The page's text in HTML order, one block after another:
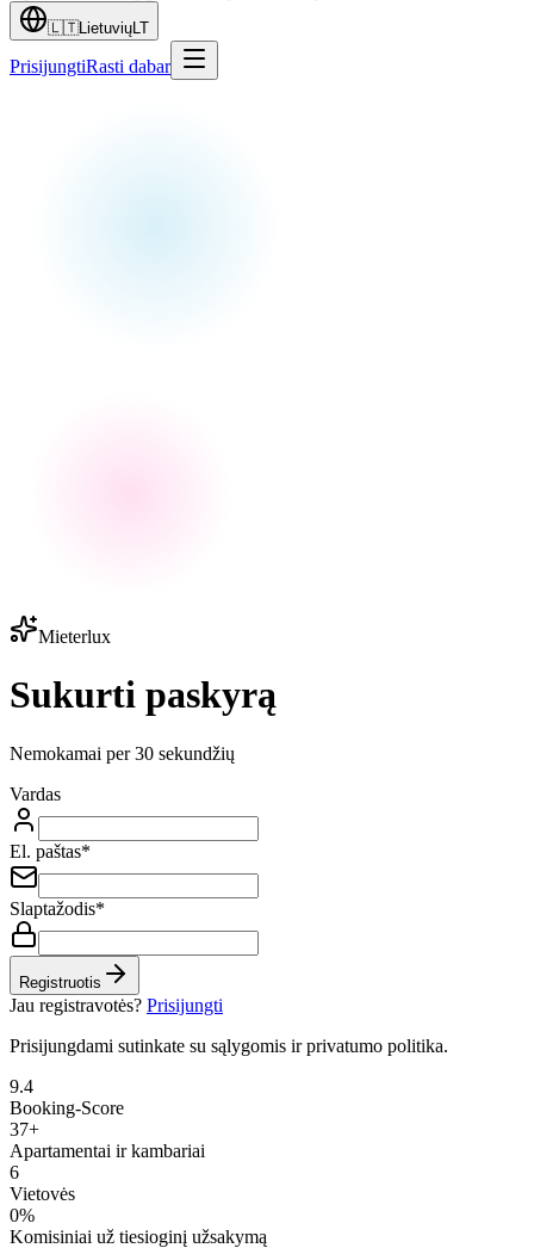
🇱🇹LietuviųLT
PrisijungtiRasti dabar
Mieterlux
Sukurti paskyrą
Nemokamai per 30 sekundžių
Vardas
El. paštas*
Slaptažodis*
Registruotis
Jau registravotės? Prisijungti
Prisijungdami sutinkate su sąlygomis ir privatumo politika.
9.4
Booking-Score
37+
Apartamentai ir kambariai
6
Vietovės
0%
Komisiniai už tiesioginį užsakymą